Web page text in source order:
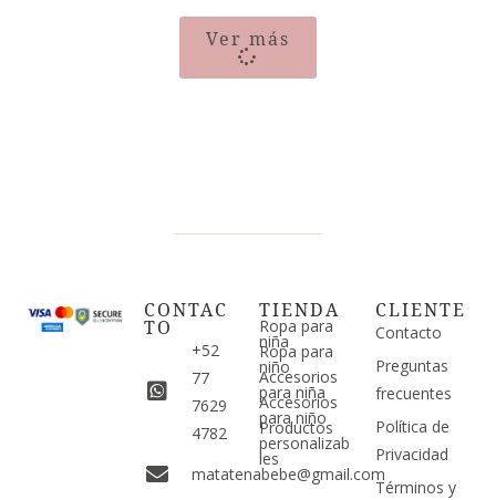
Ver más
CONTAC
TO
+52
77
7629
4782
matatenabebe@gmail.com
TIENDA
Ropa para
niña
Ropa para
niño
Accesorios
para niña
Accesorios
para niño
Productos
personalizab
les
CLIENTE
Contacto
Preguntas
frecuentes
Política de
Privacidad
Términos y